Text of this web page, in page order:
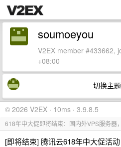
soumoeyou
V2EX member #433662,
+08:00
切换主
© 2026 V2EX · 10ms · 3.9.8.5
618年中大促即将结束：国内外VPS服务器
[即将结束] 腾讯云618年中大促活